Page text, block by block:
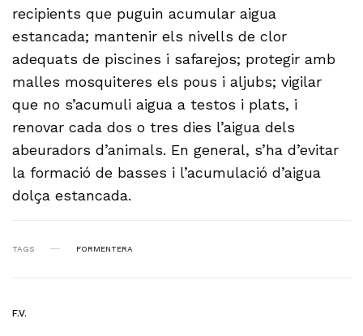
recipients que puguin acumular aigua
estancada; mantenir els nivells de clor
adequats de piscines i safarejos; protegir amb
malles mosquiteres els pous i aljubs; vigilar
que no s’acumuli aigua a testos i plats, i
renovar cada dos o tres dies l’aigua dels
abeuradors d’animals. En general, s’ha d’evitar
la formació de basses i l’acumulació d’aigua
dolça estancada.
TAGS FORMENTERA
F.V.